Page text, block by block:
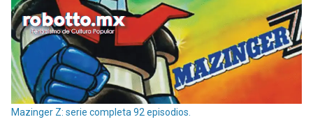
Mazinger Z: serie completa 92 episodios.